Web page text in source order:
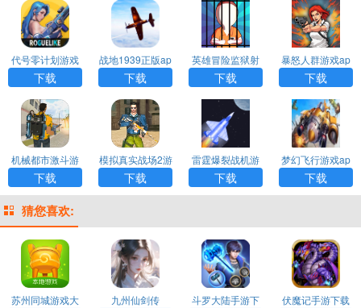
代号零计划游戏
(改名原零守望)a
pp下载
下载
战地1939正版ap
p最新下载
下载
英雄冒险监狱射
手游戏app官方
版下载
下载
暴怒人群游戏ap
p安卓版下载
下载
机械都市激斗游
戏app最新版下
载
下载
模拟真实战场2游
戏app最新版下
载
下载
雷霆爆裂战机游
戏app最新版下
载
下载
梦幻飞行游戏ap
p最新版下载
下载
猜您喜欢:
苏州同城游戏大
九州仙剑传
斗罗大陆手游下
伏魔记手游下载